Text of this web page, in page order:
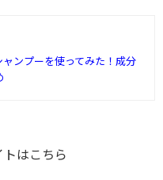
ャンプーを使ってみた！成分
はこちら